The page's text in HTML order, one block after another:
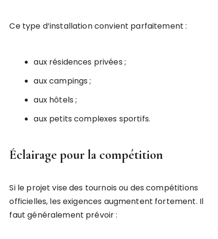
Ce type d’installation convient parfaitement :
aux résidences privées ;
aux campings ;
aux hôtels ;
aux petits complexes sportifs.
Éclairage pour la compétition
Si le projet vise des tournois ou des compétitions
officielles, les exigences augmentent fortement. Il
faut généralement prévoir :